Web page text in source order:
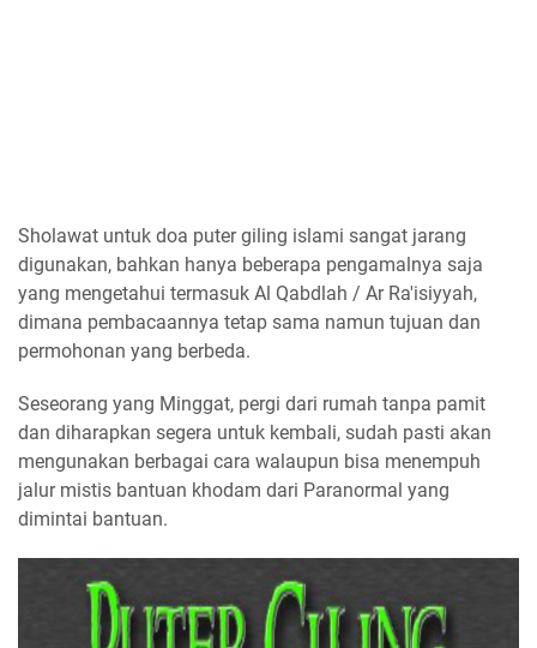
Sholawat untuk doa puter giling islami sangat jarang
digunakan, bahkan hanya beberapa pengamalnya saja
yang mengetahui termasuk Al Qabdlah / Ar Ra'isiyyah,
dimana pembacaannya tetap sama namun tujuan dan
permohonan yang berbeda.
Seseorang yang Minggat, pergi dari rumah tanpa pamit
dan diharapkan segera untuk kembali, sudah pasti akan
mengunakan berbagai cara walaupun bisa menempuh
jalur mistis bantuan khodam dari Paranormal yang
dimintai bantuan.